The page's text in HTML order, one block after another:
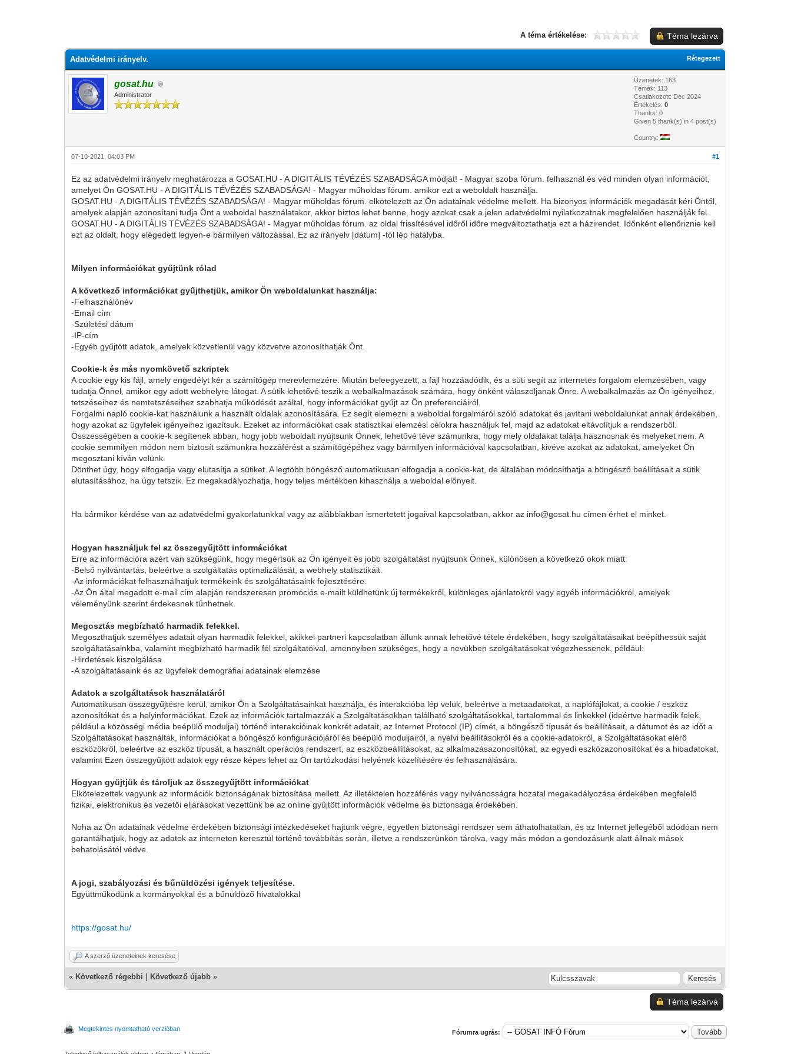
Téma lezárva
A téma értékelése:
Rétegezett
Adatvédelmi irányelv.
gosat.hu
Administrator
Üzenetek: 163
Témák: 113
Csatlakozott: Dec 2024
Értékelés:0
Thanks: 0
Given 5 thank(s) in 4 post(s)
Country:
#1
07-10-2021, 04:03 PM
Ez az adatvédelmi irányelv meghatározza a GOSAT.HU - A DIGITÁLIS TÉVÉZÉS SZABADSÁGA módját! - Magyar szoba fórum. felhasznál és véd minden olyan információt,
amelyet Ön GOSAT.HU - A DIGITÁLIS TÉVÉZÉS SZABADSÁGA! - Magyar műholdas fórum. amikor ezt a weboldalt használja.
GOSAT.HU - A DIGITÁLIS TÉVÉZÉS SZABADSÁGA! - Magyar műholdas fórum. elkötelezett az Ön adatainak védelme mellett. Ha bizonyos információk megadását kéri Öntől,
amelyek alapján azonosítani tudja Önt a weboldal használatakor, akkor biztos lehet benne, hogy azokat csak a jelen adatvédelmi nyilatkozatnak megfelelően használják fel.
GOSAT.HU - A DIGITÁLIS TÉVÉZÉS SZABADSÁGA! - Magyar műholdas fórum. az oldal frissítésével időről időre megváltoztathatja ezt a házirendet. Időnként ellenőriznie kell
ezt az oldalt, hogy elégedett legyen-e bármilyen változással. Ez az irányelv [dátum] -tól lép hatályba.
Milyen információkat gyűjtünk rólad
A következő információkat gyűjthetjük, amikor Ön weboldalunkat használja:
-Felhasználónév
-Email cím
-Születési dátum
-IP-cím
-Egyéb gyűjtött adatok, amelyek közvetlenül vagy közvetve azonosíthatják Önt.
Cookie-k és más nyomkövető szkriptek
A cookie egy kis fájl, amely engedélyt kér a számítógép merevlemezére. Miután beleegyezett, a fájl hozzáadódik, és a süti segít az internetes forgalom elemzésében, vagy
tudatja Önnel, amikor egy adott webhelyre látogat. A sütik lehetővé teszik a webalkalmazások számára, hogy önként válaszoljanak Önre. A webalkalmazás az Ön igényeihez,
tetszéseihez és nemtetszéseihez szabhatja működését azáltal, hogy információkat gyűjt az Ön preferenciáiról.
Forgalmi napló cookie-kat használunk a használt oldalak azonosítására. Ez segít elemezni a weboldal forgalmáról szóló adatokat és javítani weboldalunkat annak érdekében,
hogy azokat az ügyfelek igényeihez igazítsuk. Ezeket az információkat csak statisztikai elemzési célokra használjuk fel, majd az adatokat eltávolítjuk a rendszerből.
Összességében a cookie-k segítenek abban, hogy jobb weboldalt nyújtsunk Önnek, lehetővé téve számunkra, hogy mely oldalakat találja hasznosnak és melyeket nem. A
cookie semmilyen módon nem biztosít számunkra hozzáférést a számítógépéhez vagy bármilyen információval kapcsolatban, kivéve azokat az adatokat, amelyeket Ön
megosztani kíván velünk.
Dönthet úgy, hogy elfogadja vagy elutasítja a sütiket. A legtöbb böngésző automatikusan elfogadja a cookie-kat, de általában módosíthatja a böngésző beállításait a sütik
elutasításához, ha úgy tetszik. Ez megakadályozhatja, hogy teljes mértékben kihasználja a weboldal előnyeit.
Ha bármikor kérdése van az adatvédelmi gyakorlatunkkal vagy az alábbiakban ismertetett jogaival kapcsolatban, akkor az info@gosat.hu címen érhet el minket.
Hogyan használjuk fel az összegyűjtött információkat
Erre az információra azért van szükségünk, hogy megértsük az Ön igényeit és jobb szolgáltatást nyújtsunk Önnek, különösen a következő okok miatt:
-Belső nyilvántartás, beleértve a szolgáltatás optimalizálását, a webhely statisztikáit.
-Az információkat felhasználhatjuk termékeink és szolgáltatásaink fejlesztésére.
-Az Ön által megadott e-mail cím alapján rendszeresen promóciós e-mailt küldhetünk új termékekről, különleges ajánlatokról vagy egyéb információkról, amelyek
véleményünk szerint érdekesnek tűnhetnek.
Megosztás megbízható harmadik felekkel.
Megoszthatjuk személyes adatait olyan harmadik felekkel, akikkel partneri kapcsolatban állunk annak lehetővé tétele érdekében, hogy szolgáltatásaikat beépíthessük saját
szolgáltatásainkba, valamint megbízható harmadik fél szolgáltatóival, amennyiben szükséges, hogy a nevükben szolgáltatásokat végezhessenek, például:
-Hirdetések kiszolgálása
-A szolgáltatásaink és az ügyfelek demográfiai adatainak elemzése
Adatok a szolgáltatások használatáról
Automatikusan összegyűjtésre kerül, amikor Ön a Szolgáltatásainkat használja, és interakcióba lép velük, beleértve a metaadatokat, a naplófájlokat, a cookie / eszköz
azonosítókat és a helyinformációkat. Ezek az információk tartalmazzák a Szolgáltatásokban található szolgáltatásokkal, tartalommal és linkekkel (ideértve harmadik felek,
például a közösségi média beépülő moduljai) történő interakcióinak konkrét adatait, az Internet Protocol (IP) címét, a böngésző típusát és beállításait, a dátumot és az időt a
Szolgáltatásokat használták, információkat a böngésző konfigurációjáról és beépülő moduljairól, a nyelvi beállításokról és a cookie-adatokról, a Szolgáltatásokat elérő
eszközökről, beleértve az eszköz típusát, a használt operációs rendszert, az eszközbeállításokat, az alkalmazásazonosítókat, az egyedi eszközazonosítókat és a hibadatokat,
valamint Ezen összegyűjtött adatok egy része képes lehet az Ön tartózkodási helyének közelítésére és felhasználására.
Hogyan gyűjtjük és tároljuk az összegyűjtött információkat
Elkötelezettek vagyunk az információk biztonságának biztosítása mellett. Az illetéktelen hozzáférés vagy nyilvánosságra hozatal megakadályozása érdekében megfelelő
fizikai, elektronikus és vezetői eljárásokat vezettünk be az online gyűjtött információk védelme és biztonsága érdekében.
Noha az Ön adatainak védelme érdekében biztonsági intézkedéseket hajtunk végre, egyetlen biztonsági rendszer sem áthatolhatatlan, és az Internet jellegéből adódóan nem
garantálhatjuk, hogy az adatok az interneten keresztül történő továbbítás során, illetve a rendszerünkön tárolva, vagy más módon a gondozásunk alatt állnak mások
behatolásától védve.
A jogi, szabályozási és bűnüldözési igények teljesítése.
Együttműködünk a kormányokkal és a bűnüldöző hivatalokkal
https://gosat.hu/
A szerző üzeneteinek keresése
« Következő régebbi Következő újabb »
Téma lezárva
Megtekintés nyomtatható verzióban Fórumra ugrás: